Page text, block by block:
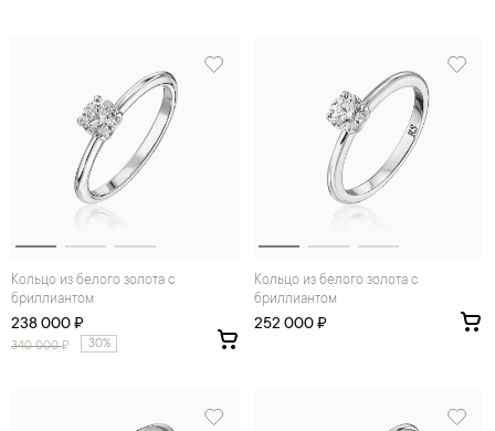
Кольцо из белого золота с
бриллиантом
238 000 ₽
340 000₽ 30%
Кольцо из белого золота с
бриллиантом
252 000 ₽